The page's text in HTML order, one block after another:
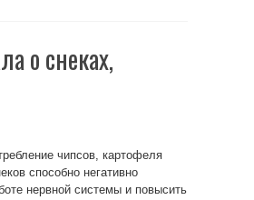
о снеках,
чипсов, картофеля
способно негативно
нервной системы и повысить